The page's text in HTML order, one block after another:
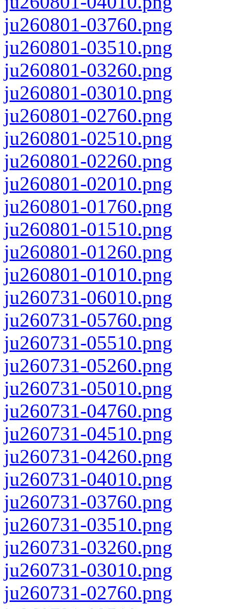
ju260801-03760.png
ju260801-03510.png
ju260801-03260.png
ju260801-03010.png
ju260801-02760.png
ju260801-02510.png
ju260801-02260.png
ju260801-02010.png
ju260801-01760.png
ju260801-01510.png
ju260801-01260.png
ju260801-01010.png
ju260731-06010.png
ju260731-05760.png
ju260731-05510.png
ju260731-05260.png
ju260731-05010.png
ju260731-04760.png
ju260731-04510.png
ju260731-04260.png
ju260731-04010.png
ju260731-03760.png
ju260731-03510.png
ju260731-03260.png
ju260731-03010.png
ju260731-02760.png